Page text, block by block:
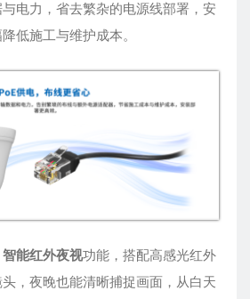
电力，省去繁杂的电源线部署，安
低施工与维护成本。
智能红外夜视功能，搭配高感光红外
，夜晚也能清晰捕捉画面，从白天